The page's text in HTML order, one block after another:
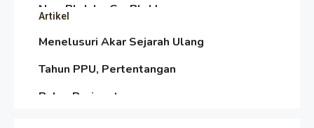
Non-Blok ke Go-Blok!
Artikel
Menelusuri Akar Sejarah Ulang
Tahun PPU, Pertentangan
Bulan Peringatan vs